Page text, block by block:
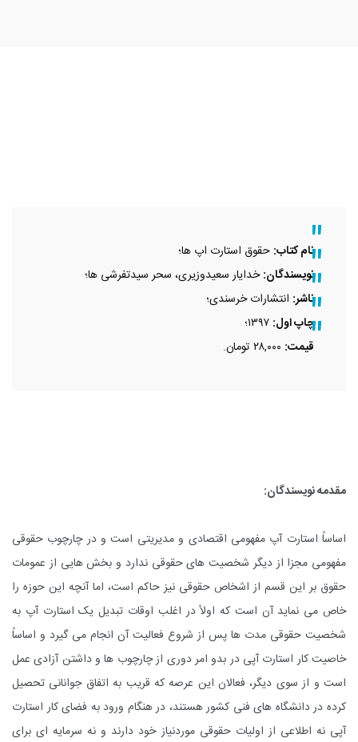
نام کتاب: حقوق استارت اپ ها؛
نویسندگان:خدایار سعیدوزیری، سحر سیدتفرشی ها؛
ناشر: انتشارات خرسندی؛
چاپ اول:
قیمت:
مقدمه نویسندگان:
اساساً استارت آپ مفهومی اقتصادی و مدیریتی است و در چارچوب حقوقی
مفهومی مجزا از دیگر شخصیت های حقوقی ندارد و بخش هایی از عمومات
حقوق بر این قسم از اشخاص حقوقی نیز حاکم است، اما آنچه این حوزه را
خاص می نماید آن است که اولاً در اغلب اوقات تبدیل یک استارت آپ به
شخصیت حقوقی مدت ها پس از شروع فعالیت آن انجام می گیرد و اساساً
خاصیت کار استارت آپی در بدو امر دوری از چارچوب ها و داشتن آزادی عمل
است و از سوی دیگر، فعالان این عرصه که قریب به اتفاق جوانانی تحصیل
کرده در دانشگاه های فنی کشور هستند، در هنگام ورود به فضای کار استارت
آپی نه اطلاعی از اولیات حقوقی موردنیاز خود دارند و نه سرمایه ای برای